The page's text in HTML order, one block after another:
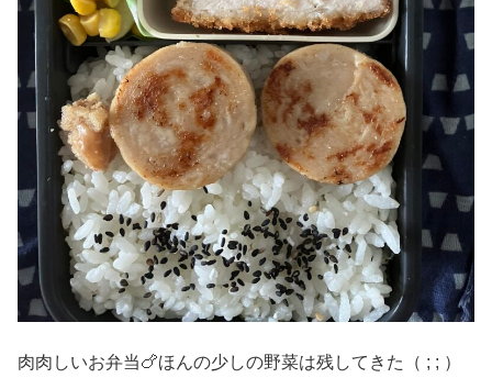
肉肉しいお弁当🍗ほんの少しの野菜は残してきた（ ; ; ）